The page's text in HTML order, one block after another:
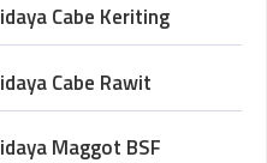
Cabe Keriting
Cabe Rawit
Maggot BSF